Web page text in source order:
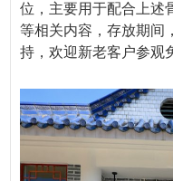
位，主要用于配合上述
等相关内容，存放期间
持，欢迎新老客户参观